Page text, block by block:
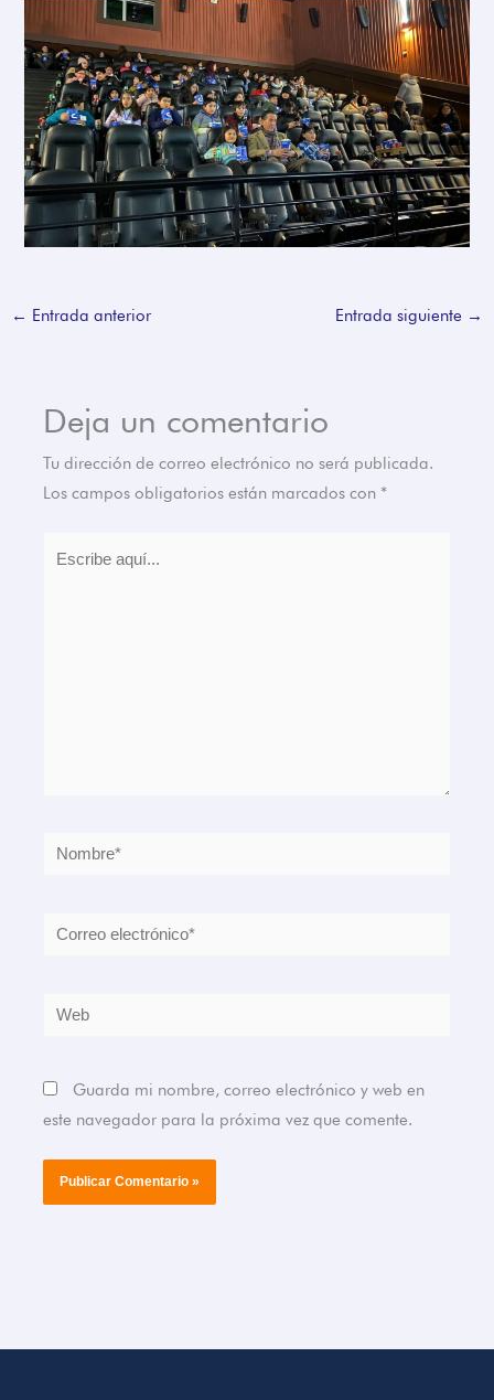
← Entrada anterior Entrada siguiente →
Deja un comentario
Tu dirección de correo electrónico no será publicada.
Los campos obligatorios están marcados con *
Nombre*
Correo
Web
Guarda mi nombre, correo electrónico y web en
este navegador para la próxima vez que comente.